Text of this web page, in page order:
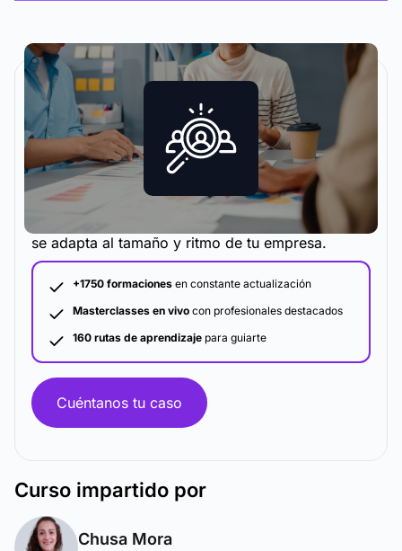
La metodología y plataforma de formación que
se adapta al tamaño y ritmo de tu empresa.
+1750 formaciones en constante actualización
Masterclasses en vivo con profesionales destacados
160 rutas de aprendizaje para guiarte
Cuéntanos tu caso
Curso impartido por
Chusa Mora